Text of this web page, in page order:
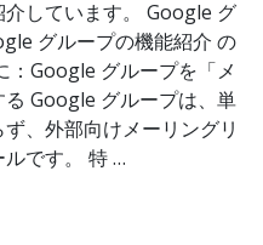
しています。 Google グ
グループの機能紹介 の
：Google グループを「メ
Google グループは、単
、外部向けメーリングリ
です。 特 …